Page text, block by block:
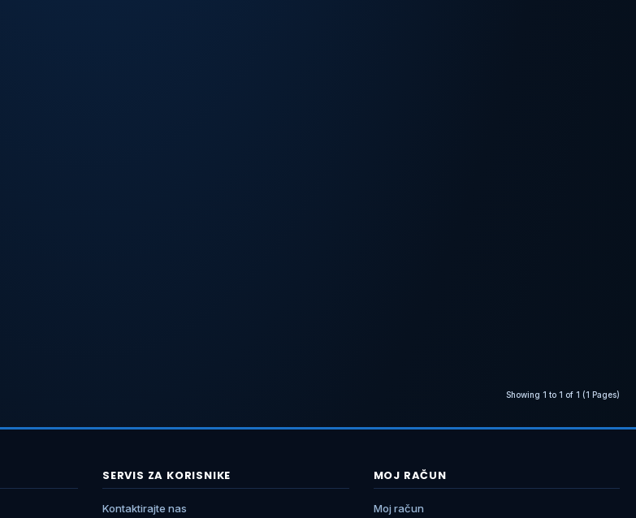
Showing 1 to 1 of 1 (1 Pages)
SERVIS ZA KORISNIKE
Kontaktirajte nas
MOJ RAČUN
Moj račun